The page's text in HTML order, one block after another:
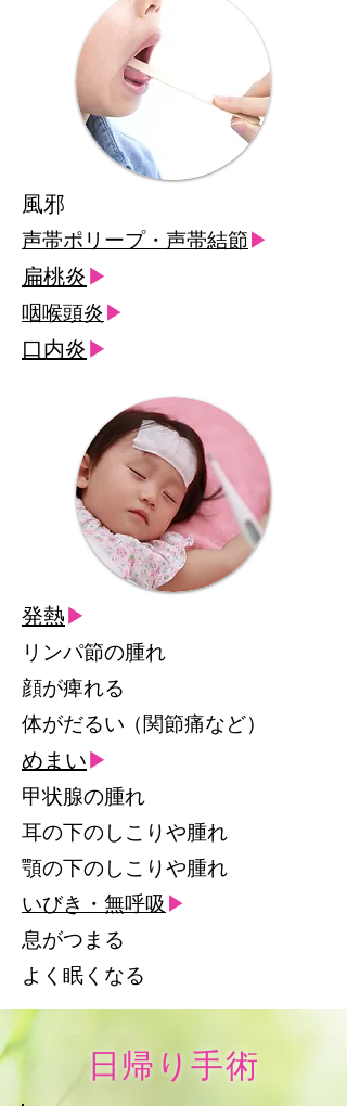
風邪
声帯ポリープ・声帯結節 ▶
扁桃炎 ▶
咽喉頭炎 ▶
口内炎 ▶
発熱 ▶
リンパ節の腫れ
顔が痺れる
体がだるい（関節痛など）
めまい ▶
甲状腺の腫れ
耳の下のしこりや腫れ
顎の下のしこりや腫れ
いびき・無呼吸 ▶
息がつまる
よく眠くなる
日帰り手術